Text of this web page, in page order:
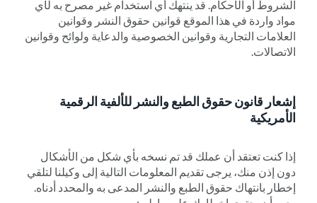
الشروط أو الأحكام. قد ينتهك أي استخدام غير مصرح به لأي
مواد واردة في هذا الموقع قوانين حقوق النشر وقوانين
العلامات التجارية وقوانين الخصوصية والدعاية ولوائح وقوانين
الاتصالات.
إشعار قانون حقوق الطبع والنشر للألفية الرقمية
الأمريكية
إذا كنت تعتقد أن عملك قد تم نسخه بأي شكل من الأشكال
دون إذن منك، يرجى تقديم المعلومات التالية إلى وكيلنا لتلقي
إخطار بانتهاك حقوق الطبع والنشر المدعى به والمحدد أدناه.